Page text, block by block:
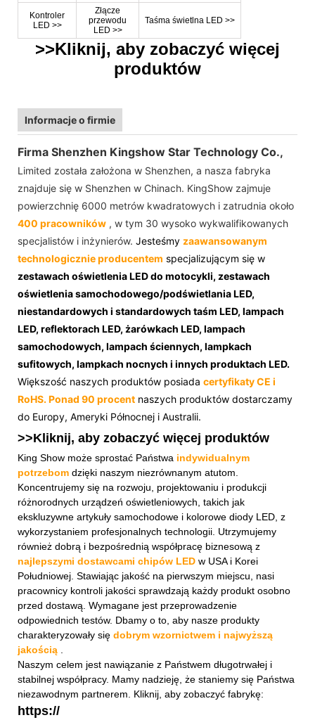
Kontroler
LED >>
Złącze
przewodu
LED >>
Taśma świetlna LED >>
>>Kliknij, aby zobaczyć więcej
produktów
Informacje o firmie
Firma Shenzhen Kingshow Star Technology Co.,
Limited została założona w Shenzhen, a nasza fabryka
znajduje się w Shenzhen w Chinach. KingShow zajmuje
powierzchnię 6000 metrów kwadratowych i zatrudnia około
400 pracowników , w tym 30 wysoko wykwalifikowanych
specjalistów i inżynierów. Jesteśmy zaawansowanym
technologicznie producentem specjalizującym się w
zestawach oświetlenia LED do motocykli, zestawach
oświetlenia samochodowego/podświetlania LED,
niestandardowych i standardowych taśm LED, lampach
LED, reflektorach LED, żarówkach LED, lampach
samochodowych, lampach ściennych, lampkach
sufitowych, lampkach nocnych i innych produktach LED.
Większość naszych produktów posiada certyfikaty CE i
RoHS.Ponad 90 procent naszych produktów dostarczamy
do Europy, Ameryki Północnej i Australii.
>>Kliknij, aby zobaczyć więcej produktów
King Show może sprostać Państwa indywidualnym
potrzebom dzięki naszym niezrównanym atutom.
Koncentrujemy się na rozwoju, projektowaniu i produkcji
różnorodnych urządzeń oświetleniowych, takich jak
ekskluzywne artykuły samochodowe i kolorowe diody LED, z
wykorzystaniem profesjonalnych technologii. Utrzymujemy
również dobrą i bezpośrednią współpracę biznesową z
najlepszymi dostawcami chipów LED w USA i Korei
Południowej. Stawiając jakość na pierwszym miejscu, nasi
pracownicy kontroli jakości sprawdzają każdy produkt osobno
przed dostawą. Wymagane jest przeprowadzenie
odpowiednich testów. Dbamy o to, aby nasze produkty
charakteryzowały się dobrym wzornictwem i najwyższą
jakością
Naszym celem jest nawiązanie z Państwem długotrwałej i
stabilnej współpracy. Mamy nadzieję, że staniemy się Państwa
niezawodnym partnerem. Kliknij, aby zobaczyć fabrykę:
https://